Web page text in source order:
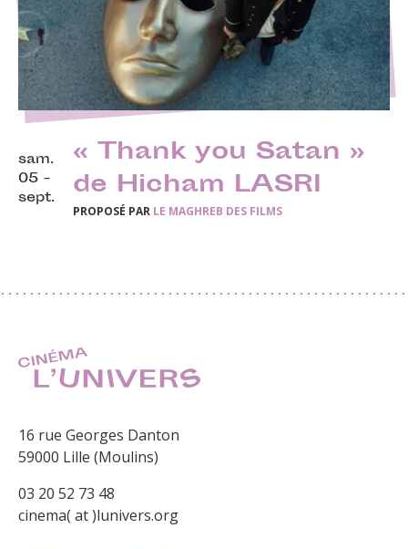
sam.
05 -
sept.
« Thank you Satan »
de Hicham LASRI
PROPOSÉ PAR LE MAGHREB DES FILMS
16 rue Georges Danton
59000 Lille (Moulins)
03 20 52 73 48
cinema( at )lunivers.org